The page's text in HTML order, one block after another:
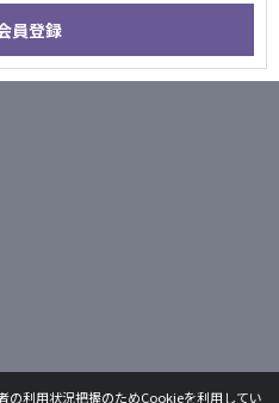
の利用状況把握のためCookieを利用してい